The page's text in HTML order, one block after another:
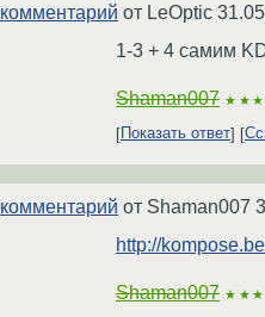
комментарий от LeOptic
1-3 + 4 самим
Shaman007
Показать ответ
комментарий от Shaman007
http://
Shaman007